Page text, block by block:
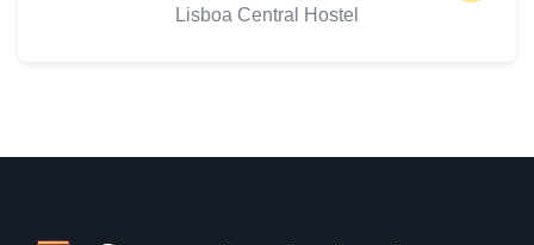
Lisboa Central Hostel